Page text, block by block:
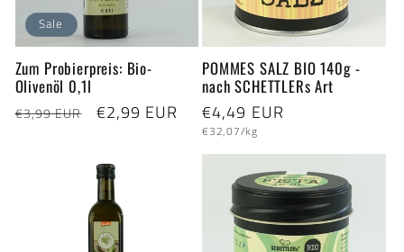
Sale
Zum Probierpreis: Bio-
Olivenöl 0,1l
Normaler
€3,99 EUR Verkaufspreis
€2,99 EUR
POMMES SALZ BIO 140g -
nach SCHETTLERs Art
Normaler
Preis
€4,49 EUR
Grundpreis
€32,07/kg